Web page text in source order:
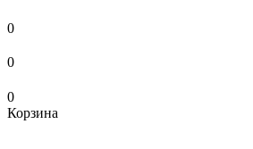
0
0
0
Корзина